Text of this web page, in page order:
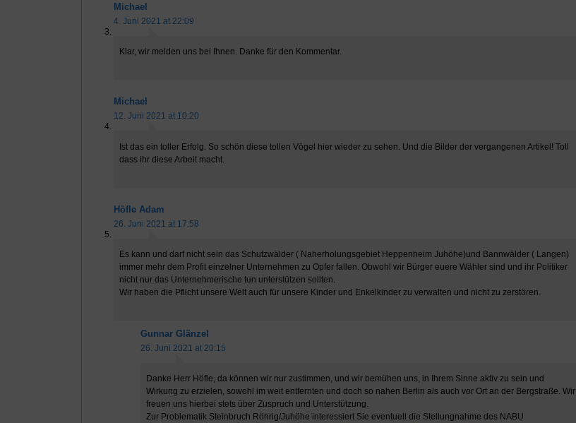
Michael
4. Juni 2021 at 22:09
Klar, wir melden uns bei Ihnen. Danke für den Kommentar.
Michael
12. Juni 2021 at 10:20
Ist das ein toller Erfolg. So schön diese tollen Vögel hier wieder zu sehen. Und die Bilder der vergangenen Artikel! Toll
dass ihr diese Arbeit macht.
Höfle Adam
26. Juni 2021 at 17:58
Es kann und darf nicht sein das Schutzwälder ( Naherholungsgebiet Heppenheim Juhöhe)und Bannwälder ( Langen)
immer mehr dem Profit einzelner Unternehmen zu Opfer fallen. Obwohl wir Bürger euere Wähler sind und ihr Politiker
nicht nur das Unternehmerische tun unterstützen sollten.
Wir haben die Pflicht unsere Welt auch für unsere Kinder und Enkelkinder zu verwalten und nicht zu zerstören.
Gunnar Glänzel
26. Juni 2021 at 20:15
Danke Herr Höfle, da können wir nur zustimmen, und wir bemühen uns, in Ihrem Sinne aktiv zu sein und
Wirkung zu erzielen, sowohl im weit entfernten und doch so nahen Berlin als auch vor Ort an der Bergstraße. Wir
freuen uns hierbei stets über Zuspruch und Unterstützung.
Zur Problematik Steinbruch Röhrig/Juhöhe interessiert Sie eventuell die Stellungnahme des NABU